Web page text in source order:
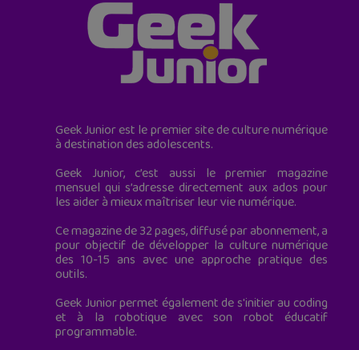
Geek Junior est le premier site de culture numérique
à destination des adolescents.
Geek Junior, c’est aussi le premier magazine
mensuel qui s’adresse directement aux ados pour
les aider à mieux maîtriser leur vie numérique.
Ce magazine de 32 pages, diffusé par abonnement, a
pour objectif de développer la culture numérique
des 10-15 ans avec une approche pratique des
outils.
Geek Junior permet également de s'initier au coding
et à la robotique avec son robot éducatif
programmable.